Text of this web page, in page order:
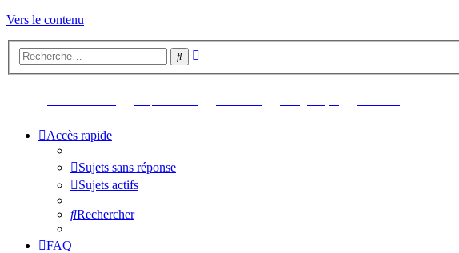
Vers le contenu
Rechercher
Accès rapide
Sujets sans réponse
Sujets actifs
Rechercher
FAQ